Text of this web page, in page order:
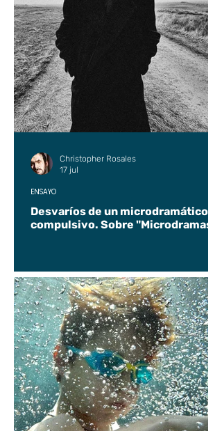
Desvaríos de un microdramático
compulsivo. Sobre "Microdramas".
ENSAYO
Christopher Rosales
17 jul